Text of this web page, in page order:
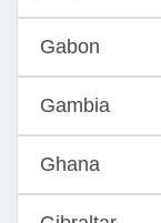
Gabon
Gambia
Ghana